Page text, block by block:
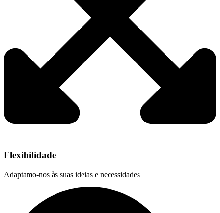
Flexibilidade
Adaptamo-nos às suas ideias e necessidades